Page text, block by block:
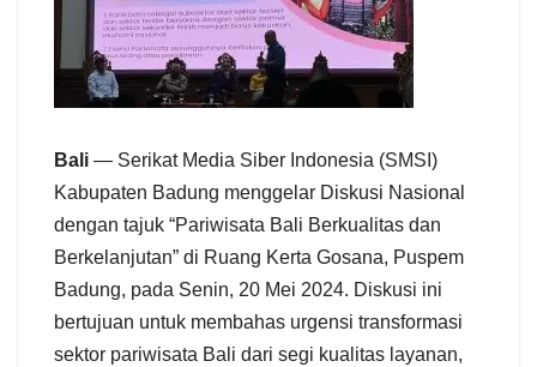
Bali — Serikat Media Siber Indonesia (SMSI)
Kabupaten Badung menggelar Diskusi Nasional
dengan tajuk “Pariwisata Bali Berkualitas dan
Berkelanjutan” di Ruang Kerta Gosana, Puspem
Badung, pada Senin, 20 Mei 2024. Diskusi ini
bertujuan untuk membahas urgensi transformasi
sektor pariwisata Bali dari segi kualitas layanan,